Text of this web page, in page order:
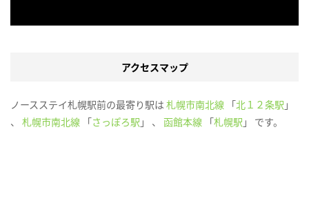
アクセスマップ
ノースステイ札幌駅前の最寄り駅は 札幌市南北線 「北１２条駅 」
、 札幌市南北線 「さっぽろ駅 」 、 函館本線 「札幌駅 」 です。